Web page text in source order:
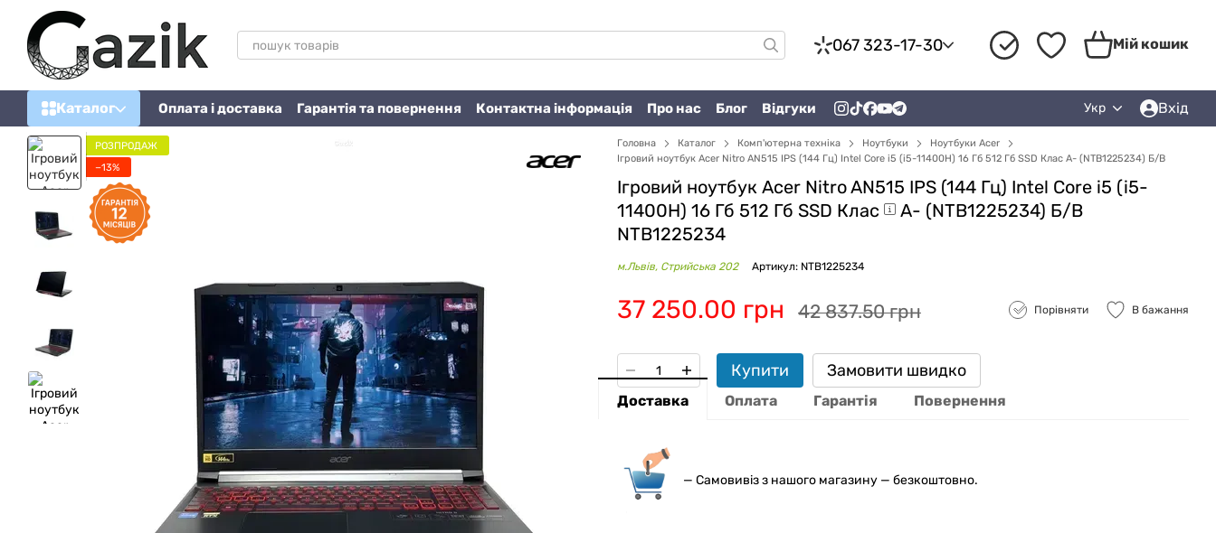
Перейти до основного контенту
067 323-17-30 Мій кошик
Каталог Оплата і доставка Гарантія та повернення Контактна інформація Про нас Блог Відгуки Укр Вхід
РОЗПРОДАЖ
−13%
Головна Каталог Комп'ютерна техніка Ноутбуки
Ноутбуки Acer
Ігровий ноутбук Acer Nitro AN515 IPS (144 Гц) Intel Core i5 (i5-11400H) 16 Гб 512 Гб SSD Клас A- (NTB1225234) Б/В
Ігровий ноутбук Acer Nitro AN515 IPS (144 Гц) Intel Core i5 (i5-
11400H) 16 Гб 512 Гб SSD Клас
A- (NTB1225234) Б/В
NTB1225234
м.Львів, Стрийська 202 Артикул: NTB1225234
37 250.00 грн 42 837.50 грн Порівняти В бажання
Купити Замовити швидко
Доставка Оплата Гарантія Повернення
— Самовивіз з нашого магазину — безкоштовно.